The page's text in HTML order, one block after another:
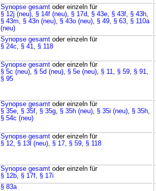
Synopse gesamt oder einzeln für
§ 12j (neu), § 14f (neu), § 17d, § 43e, § 43f, § 43h,
§ 43m, § 43n (neu), § 43o (neu), § 49, § 63, § 110a
(neu)
Synopse gesamt oder einzeln für
§ 24c, § 41, § 118
Synopse gesamt oder einzeln für
§ 5c (neu), § 5d (neu), § 5e (neu), § 11, § 59, § 91,
§ 95
Synopse gesamt oder einzeln für
§ 35e, § 35f, § 35g, § 35h (neu), § 35i (neu), § 35h,
§ 54c (neu)
Synopse gesamt oder einzeln für
§ 12, § 13l (neu), § 17, § 59, § 118
Synopse gesamt oder einzeln für
§ 12b, § 17f, § 17i
§ 83a